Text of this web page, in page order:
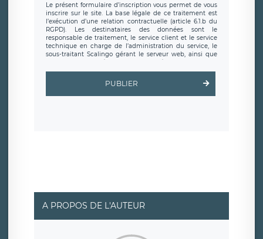
Le présent formulaire d’inscription vous permet de vous
inscrire sur le site. La base légale de ce traitement est
l’exécution d’une relation contractuelle (article 6.1.b du
RGPD). Les destinataires des données sont le
responsable de traitement, le service client et le service
technique en charge de l’administration du service, le
sous-traitant Scalingo gérant le serveur web, ainsi que
toute personne légalement autorisée. Le formulaire
d’inscription est hébergé sur un serveur hébergé par
clauses de
protection conformes au RGPD
. Les données collectées
sont conservées jusqu’à ce que l’Internaute en sollicite la
rue Léopold Sédar Senghor, joignable à l’adresse mail :
responsabledetraitement@legavox.fr. Vous avez
également le droit d’introduire une réclamation auprès
d’une autorité de contrôle.
PUBLIER
A PROPOS DE L'AUTEUR